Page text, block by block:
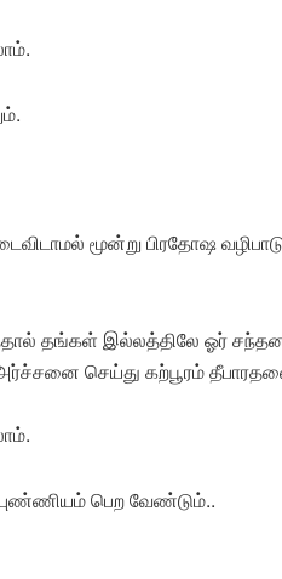
மூன்று பிரதோஷ
தங்கள் இல்லத்திலே ஓர்
செய்து கற்பூரம்
பெற வேண்டும்..